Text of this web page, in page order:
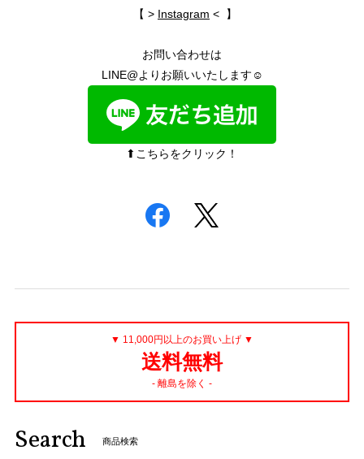
【 > Instagram < 】
お問い合わせは
LINE@よりお願いいたします☺︎
⬆︎こちらをクリック！
▼ 11,000円以上のお買い上げ ▼
送料無料
- 離島を除く -
Search 商品検索